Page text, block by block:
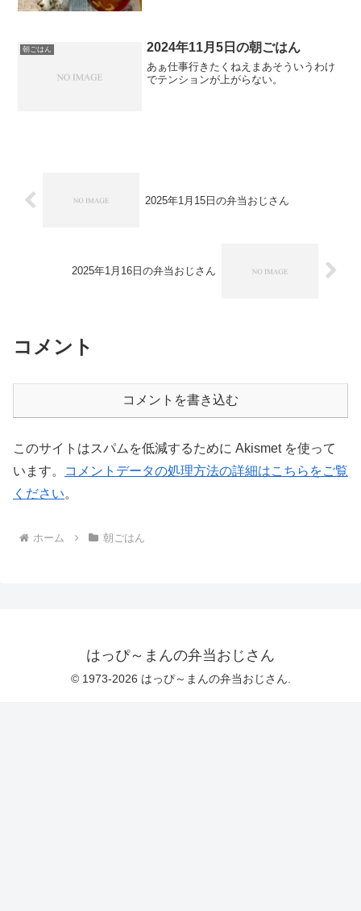
朝ごはん 2024年11月5日の朝ごはん
あぁ仕事行きたくねえまあそういうわけ
でテンションが上がらない。
2025年1月15日の弁当おじさん
2025年1月16日の弁当おじさん
コメント
コメントを書き込む
このサイトはスパムを低減するために Akismet を使って
います。
コメントデータの処理方法の詳細はこちらをご覧
ください。
ホーム 朝ごはん
はっぴ～まんの弁当おじさん
© 1973-2026 はっぴ～まんの弁当おじさん.